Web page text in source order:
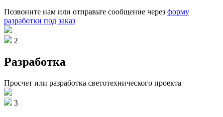
Позвоните нам или отправьте сообщение через форму
разработки под заказ
2
Разработка
Просчет или разработка светотехнического проекта
3